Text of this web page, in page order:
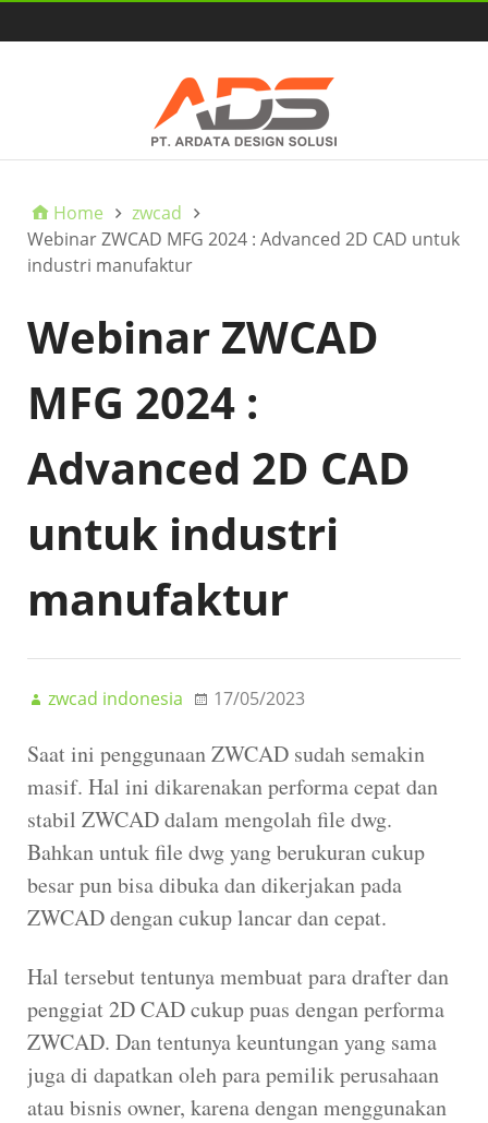
Home
zwcad
Webinar ZWCAD MFG 2024 : Advanced 2D CAD untuk
industri manufaktur
Webinar ZWCAD
MFG 2024 :
Advanced 2D CAD
untuk industri
manufaktur
zwcad indonesia 17/05/2023
Saat ini penggunaan ZWCAD sudah semakin
masif. Hal ini dikarenakan performa cepat dan
stabil ZWCAD dalam mengolah file dwg.
Bahkan untuk file dwg yang berukuran cukup
besar pun bisa dibuka dan dikerjakan pada
ZWCAD dengan cukup lancar dan cepat.
Hal tersebut tentunya membuat para drafter dan
penggiat 2D CAD cukup puas dengan performa
ZWCAD. Dan tentunya keuntungan yang sama
juga di dapatkan oleh para pemilik perusahaan
atau bisnis owner, karena dengan menggunakan